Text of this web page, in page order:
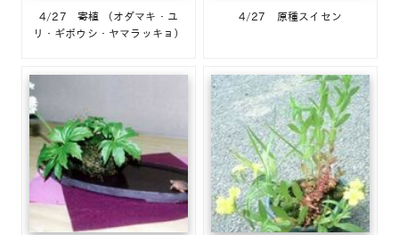
4/27 寄植 （オダマキ・ユ
リ・ギボウシ・ヤマラッキョ）
4/27 原種スイセン